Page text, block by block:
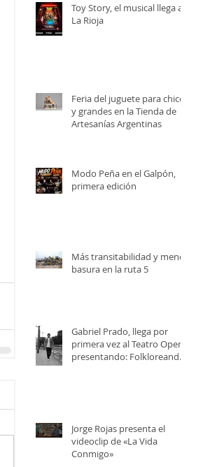
Toy Story, el musical llega a
La Rioja
Feria del juguete para chicos
y grandes en la Tienda de
Artesanías Argentinas
Modo Peña en el Galpón,
primera edición
Más transitabilidad y menos
basura en la ruta 5
Gabriel Prado, llega por
primera vez al Teatro Opera,
presentando: Folkloreando
Jorge Rojas presenta el
videoclip de «La Vida
Conmigo»